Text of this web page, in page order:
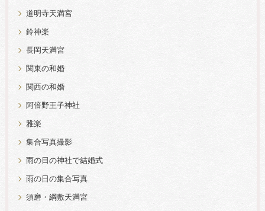
道明寺天満宮
鈴神楽
長岡天満宮
関東の和婚
関西の和婚
阿倍野王子神社
雅楽
集合写真撮影
雨の日の神社で結婚式
雨の日の集合写真
須磨・綱敷天満宮